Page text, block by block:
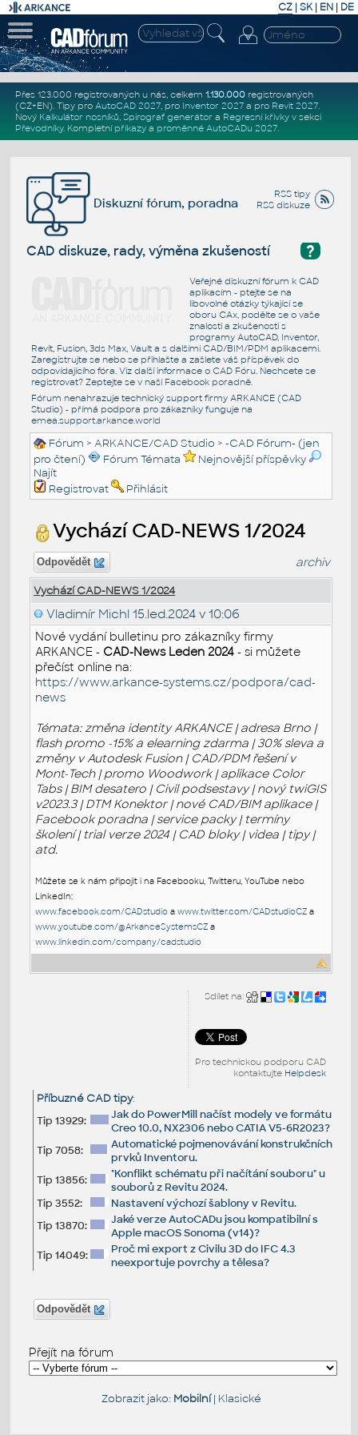
CZ | SK| EN | DE
Přes 123.000 registrovaných u nás, celkem 1.130.000registrovaných
(CZ+EN). Tipy pro AutoCAD 2027, pro Inventor 2027a pro Revit 2027.
Nový Kalkulátor nosníků, Spirograf generátor a Regresní křivkyv sekci
Převodníky. Kompletní příkazya proměnné AutoCADu 2027.
RSS tipy
RSS diskuze
Diskuzní fórum, poradna
?
CAD diskuze, rady, výměna zkušeností
Veřejné diskuzní fórum k CAD
aplikacím - ptejte se na
libovolné otázky týkající se
oboru CAx, podělte se o vaše
znalosti a zkušenosti s
programy AutoCAD, Inventor,
Revit, Fusion, 3ds Max, Vault a s dalšími CAD/BIM/PDM aplikacemi.
Zaregistrujte se nebo se přihlašte a zašlete váš příspěvek do
odpovídajícího fóra. Viz další informace o CAD Fóru. Nechcete se
registrovat? Zeptejte se v naší Facebook poradně.
Fórum nenahrazuje technický support firmy ARKANCE (CAD
Studio) - přímá podpora pro zákazníky funguje na
emea.support.arkance.world
Fórum >ARKANCE/CAD Studio >-CAD Fórum- (jen
pro čtení)
Fórum Témata
Nejnovější příspěvky
Najít
Registrovat
Přihlásit
Vychází CAD-NEWS 1/2024
Odpovědět archiv
Vychází CAD-NEWS 1/2024
Vladimír Michl 15.led.2024 v 10:06
Nové vydání bulletinu pro zákazníky firmy
ARKANCE - CAD-News Leden 2024 - si můžete
přečíst online na:
https://www.arkance-systems.cz/podpora/cad-
news
Témata: změna identity ARKANCE | adresa Brno |
flash promo -15% a elearning zdarma | 30% sleva a
změny v Autodesk Fusion | CAD/PDM řešení v
Mont-Tech | promo Woodwork | aplikace Color
Tabs | BIM desatero | Civil podsestavy | nový twiGIS
v2023.3 | DTM Konektor | nové CAD/BIM aplikace |
Facebook poradna | service packy | termíny
školení | trial verze 2024 | CAD bloky | videa | tipy |
atd.
Můžete se k nám připojit i na Facebooku, Twitteru, YouTube nebo
LinkedIn:
www.facebook.com/CADstudio awww.twitter.com/CADstudioCZ a
www.youtube.com/@ArkanceSystemsCZ a
www.linkedin.com/company/cadstudio
Sdílet na:
Pro technickou podporu CAD
kontaktujte Helpdesk
Příbuzné CAD tipy:
Tip 13929:
Jak do PowerMill načíst modely ve formátu
Creo 10.0, NX2306 nebo CATIA V5-6R2023?
Tip 7058:
Automatické pojmenovávání konstrukčních
prvků Inventoru.
Tip 13856:
"Konflikt schématu při načítání souboru" u
souborů z Revitu 2024.
Tip 3552:
Nastavení výchozí šablony v Revitu.
Tip 13870:
Jaké verze AutoCADu jsou kompatibilní s
Apple macOS Sonoma (v14)?
Tip 14049:
Proč mi export z Civilu 3D do IFC 4.3
neexportuje povrchy a tělesa?
Odpovědět
Přejít na fórum
Zobrazit jako: Mobilní| Klasické